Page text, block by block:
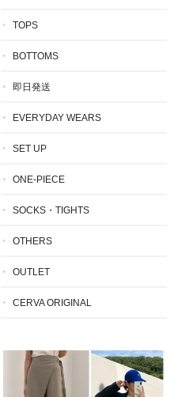
TOPS
BOTTOMS
即日発送
EVERYDAY WEARS
SET UP
ONE-PIECE
SOCKS・TIGHTS
OTHERS
OUTLET
CERVA ORIGINAL